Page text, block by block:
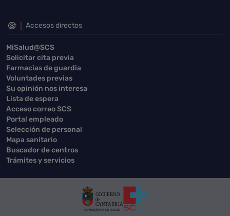
Accesos directos
MiSalud@SCS
Solicitar cita previa
Farmacias de guardia
Voluntades previas
Su opinión nos interesa
Lista de espera
Acceso correo SCS
Portal empleado
Selección de personal
Mapa sanitario
Buscador de centros
Trámites y servicios